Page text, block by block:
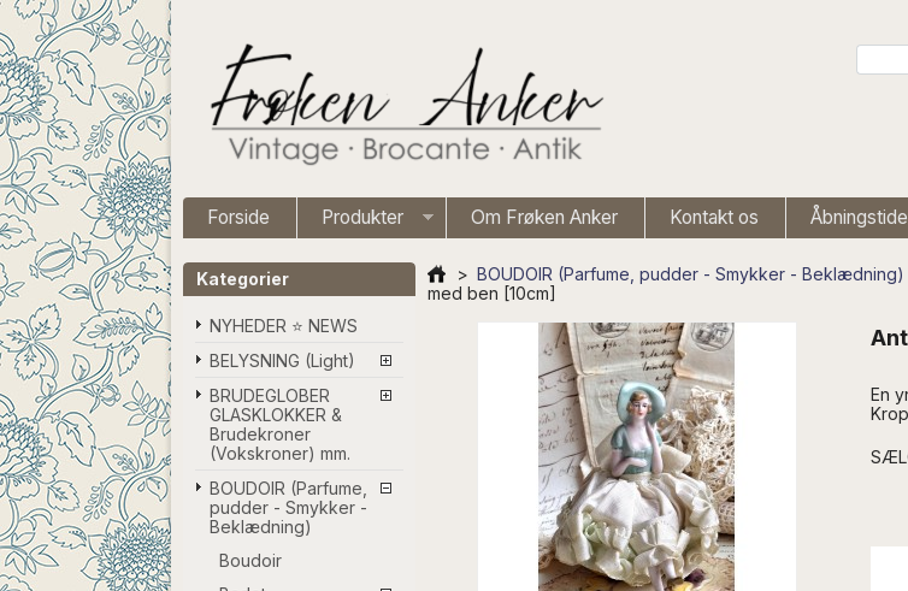
Forside Produkter Om Frøken Anker Kontakt os
Kategorier
NYHEDER ⭐ NEWS
BELYSNING (Light)
BRUDEGLOBER
GLASKLOKKER &
Brudekroner
(Vokskroner) mm.
BOUDOIR (Parfume,
pudder - Smykker -
Beklædning)
Boudoir
> BOUDOIR (Parfume, pudder - Smykker - Beklædning)
med ben [10cm]
En